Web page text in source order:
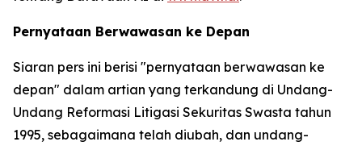
Pernyataan Berwawasan ke Depan
Siaran pers ini berisi "pernyataan berwawasan ke
depan" dalam artian yang terkandung di Undang-
Undang Reformasi Litigasi Sekuritas Swasta tahun
1995, sebagaimana telah diubah, dan undang-